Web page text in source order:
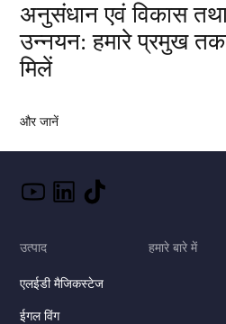
अनुसंधान एवं विकास तथा
उन्नयन: हमारे प्रमुख
मिलें
और जानें
उत्पाद
एलईडी मैजिकस्टेज
ईगल विंग
हमारे बारे में